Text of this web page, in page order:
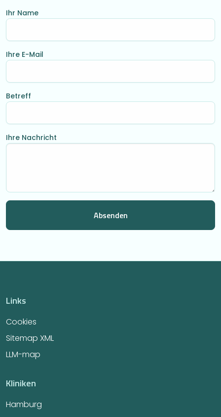
Ihr Name
Ihre E-Mail
Betreff
Ihre Nachricht
Links
Cookies
Sitemap XML
LLM-map
Kliniken
Hamburg